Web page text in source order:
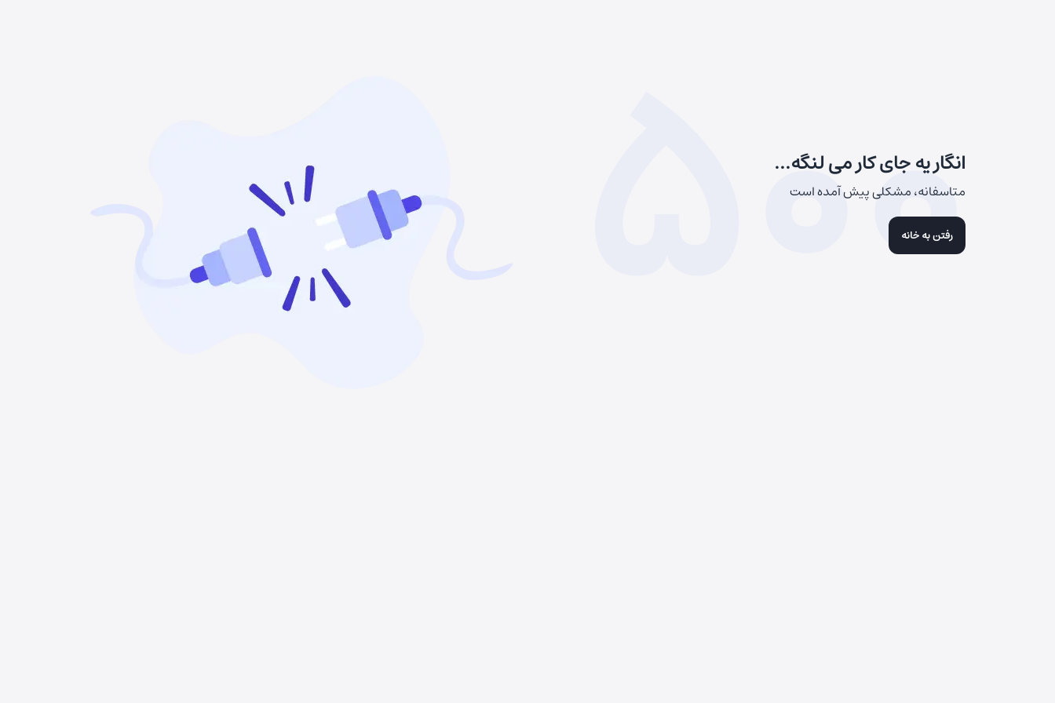
انگار یه جای کار می لنگه...
متاسفانه، مشکلی پیش آمده است
رفتن به خانه
500